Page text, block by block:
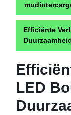
Efficiënte
LED